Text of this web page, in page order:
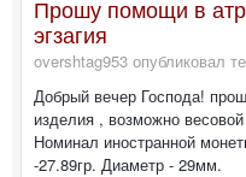
Прошу помощи в
эгзагия
overshtag953 опубликовал
Добрый вечер Господа!
изделия , возможно
Номинал иностранной
-27.89гр. Диаметр - 29мм.